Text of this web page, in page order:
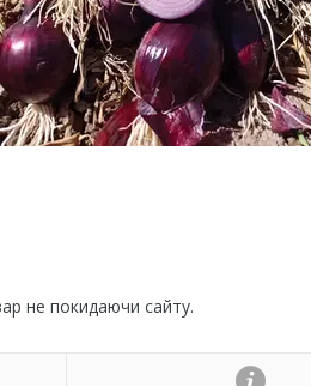
не покидаючи сайту.